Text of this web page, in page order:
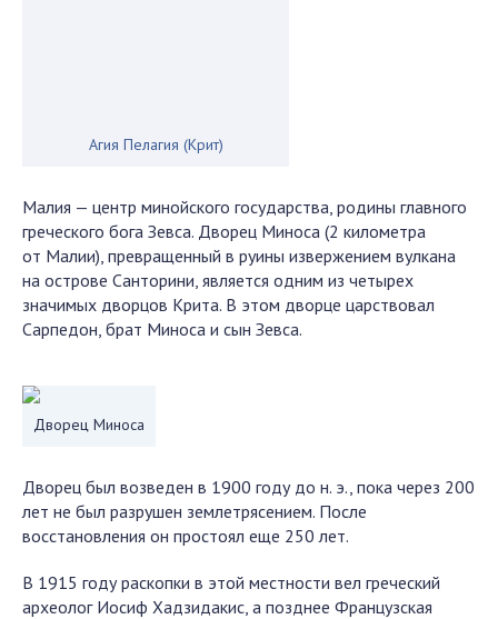
Агия Пелагия (Крит)
Малия — центр минойского государства, родины главного
греческого бога Зевса. Дворец Миноса (2 километра
от Малии), превращенный в руины извержением вулкана
на острове Санторини, является одним из четырех
значимых дворцов Крита. В этом дворце царствовал
Сарпедон, брат Миноса и сын Зевса.
Дворец Миноса
Дворец был возведен в 1900 году до н. э., пока через 200
лет не был разрушен землетрясением. После
восстановления он простоял еще 250 лет.
В 1915 году раскопки в этой местности вел греческий
археолог Иосиф Хадзидакис, а позднее Французская